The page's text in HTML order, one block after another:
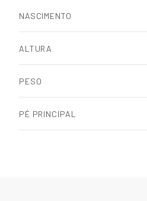
NASCIMENTO
ALTURA
PESO
PÉ PRINCIPAL